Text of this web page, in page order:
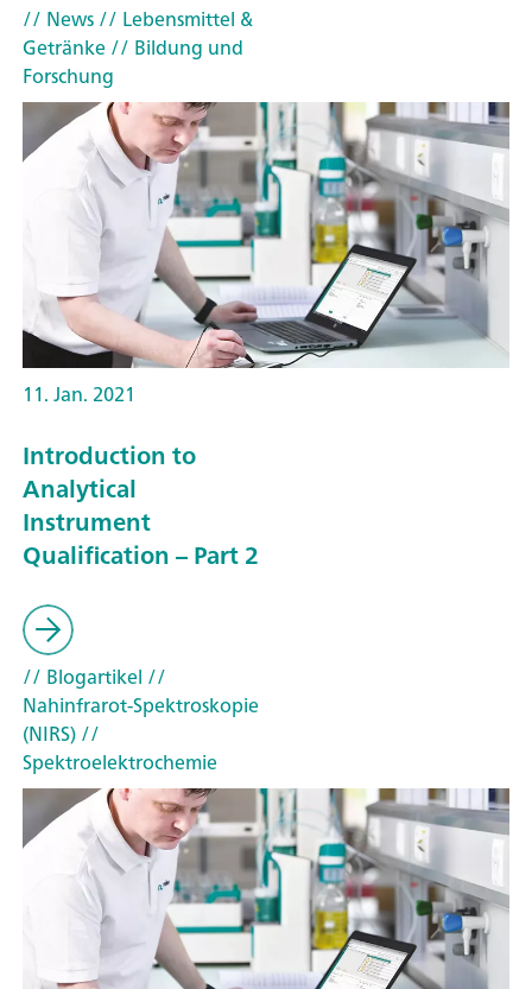
// News// Lebensmittel &
Getränke// Bildung und
Forschung
11. Jan. 2021
Introduction to
Analytical
Instrument
Qualification – Part 2
// Blogartikel //
Nahinfrarot-Spektroskopie
(NIRS)//
Spektroelektrochemie